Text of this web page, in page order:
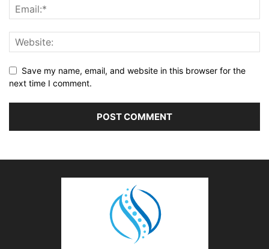
Save my name, email, and website in this browser for the
next time I comment.